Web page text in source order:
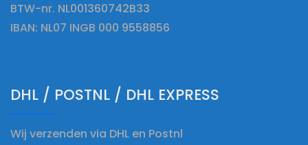
BTW-nr. NL001360742B33
IBAN: NL07 INGB 000 9558856
DHL / POSTNL / DHL EXPRESS
Wij verzenden via DHL en Postnl